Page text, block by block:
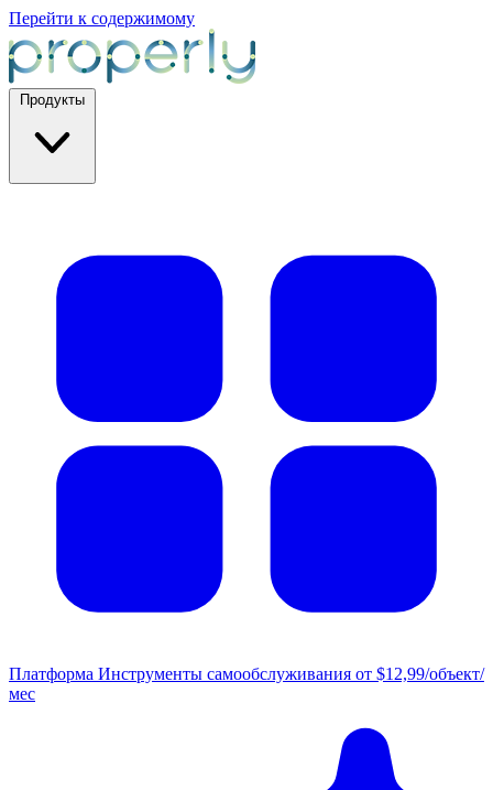
Перейти к содержимому
Платформа Инструменты самообслуживания от $12,99/объект/
мес